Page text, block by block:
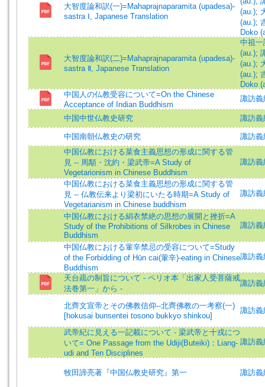
大智度論和訳(一)=Mahaprajnaparamita (upadesa)-
sastra Ⅰ, Japanese Translation
(au.);
(au.);
Doko
大智度論和訳(二)=Mahaprajnaparamita (upadesa)-
sastra Ⅱ, Japanese Translation
中祖
(au.);
(au.);
(au.);
Doko
中国人の仏教受容について=On the Chinese
Acceptance of Indian Buddhism
諏訪義
中国中世仏教史研究 諏訪義
中国南朝仏教史の研究
諏訪義
中国仏教における菜食主義思想の形成に関する管
見 -- 周顒・沈約・梁武帝=A Study of
Vegetarionism in Chinese Buddhism
諏訪義
中国仏教における菜食主義思想の形成に関する管
見 -- 仏教伝来より梁初にいたる時期=A Study of
Vegetarianism in Chinese buddhism
諏訪義
中国仏教における絹衣禁絶の思想の展開と挫折=A
Study of the Prohibitions of Silkrobes in Chinese
Buddhism
諏訪義
中国仏教における葷辛禁忌の受容について=Study
of the Forbidding of Hūn cai(葷辛)-eating in Chinese
Buddhism
諏訪義
天台疏の制旨について - ペリオ本「出家人受菩薩戒
法巻第一」から -
諏訪義
北齊文宣帝とその佛教信仰--北齊佛教の一考察(一)
[hokusai bunsentei tosono bukkyo shinkou]
諏訪
武帝紀に見える一記載について - 梁武帝と十戎につ
いて= One Passage from the Udiji(Buteiki)：Liang-
udi and Ten Disciplines
諏訪
牧田諦亮著『中国仏教史研究』第一 諏訪義